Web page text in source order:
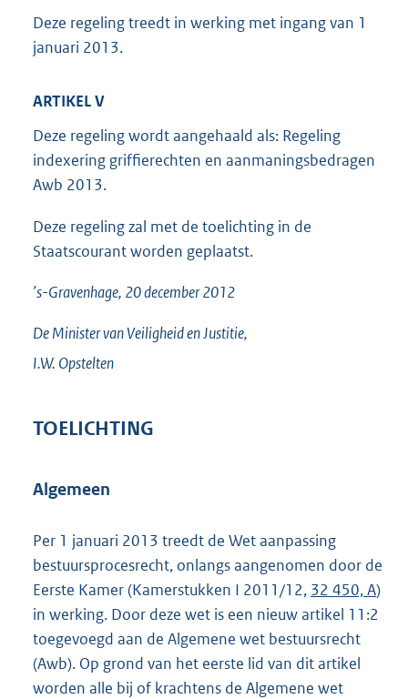
Deze regeling treedt in werking met ingang van 1
januari 2013.
ARTIKEL V
Deze regeling wordt aangehaald als: Regeling
indexering griffierechten en aanmaningsbedragen
Awb 2013.
Deze regeling zal met de toelichting in de
Staatscourant worden geplaatst.
’s-Gravenhage, 20 december 2012
De Minister van Veiligheid en Justitie,
I.W. Opstelten
TOELICHTING
Algemeen
Per 1 januari 2013 treedt de Wet aanpassing
bestuursprocesrecht, onlangs aangenomen door de
Eerste Kamer (Kamerstukken I 2011/12, 32 450, A)
in werking. Door deze wet is een nieuw artikel 11:2
toegevoegd aan de Algemene wet bestuursrecht
(Awb). Op grond van het eerste lid van dit artikel
worden alle bij of krachtens de Algemene wet